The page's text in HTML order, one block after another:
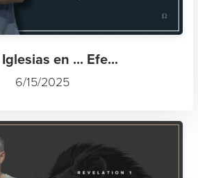
en ... Efe...
6/15/2025